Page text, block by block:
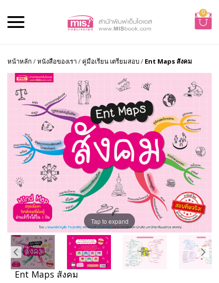
0
หน้าหลัก /หนังสือของเรา / คู่มือเรียน เตรียมสอบ/ Ent Maps สังคม
Tap to expand
Ent Maps สังคม